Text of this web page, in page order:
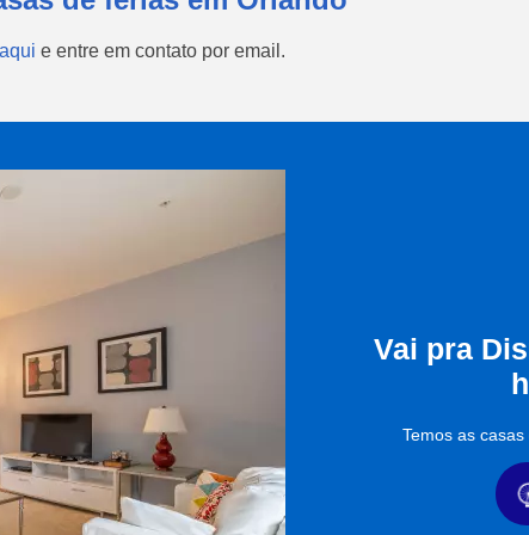
e entre em contato por email.
Vai pra
Temos as